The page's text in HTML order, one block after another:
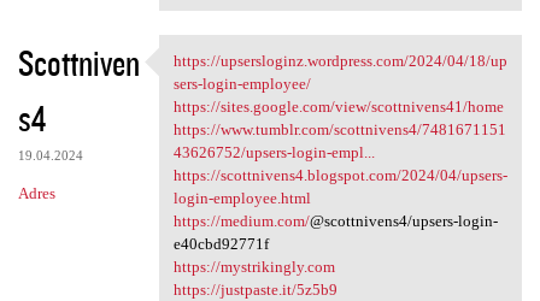
Scottniven
s4
19.04.2024
Adres
https://upsersloginz
https://upsersloginz.wordpress.com/2024/04/18/up
sers-login-employee/
https://sites.google.com/view/scottnivens41/home
https://www.tumblr.com/scottnivens4/7481671151
43626752/upsers-login-empl...
https://scottnivens4.blogspot.com/2024/04/upsers-
login-employee.html
https://medium.com/@scottnivens4/upsers-login-
e40cbd92771f
https://mystrikingly.com
https://justpaste.it/5z5b9